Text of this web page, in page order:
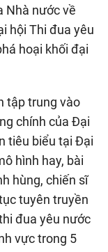
Nhà nước về
hội Thi đua yêu
hoại khối đại
tập trung vào
chính của Đại
tiêu biểu tại Đại
hình hay, bài
hùng, chiến sĩ
tuyên truyền
đua yêu nước
vực trong 5